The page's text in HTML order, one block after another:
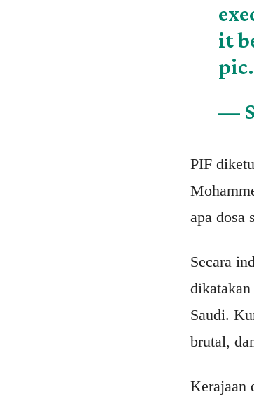
it
—
PIF
apa dosa
Secara
Saudi.
brutal,
Kerajaan